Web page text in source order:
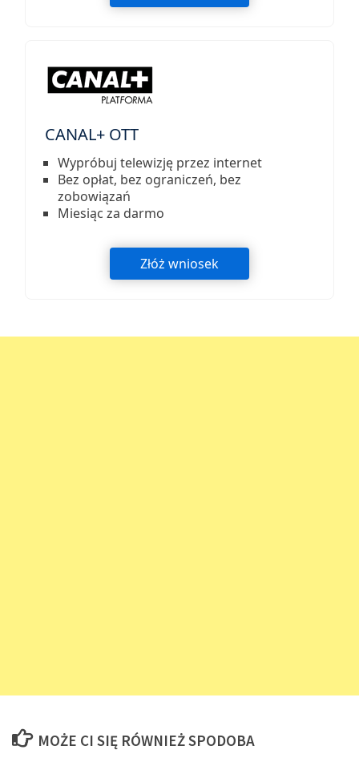
CANAL+ OTT
Wypróbuj telewizję przez internet
Bez opłat, bez ograniczeń, bez
zobowiązań
Miesiąc za darmo
Złóż wniosek
MOŻE CI SIĘ RÓWNIEŻ SPODOBA